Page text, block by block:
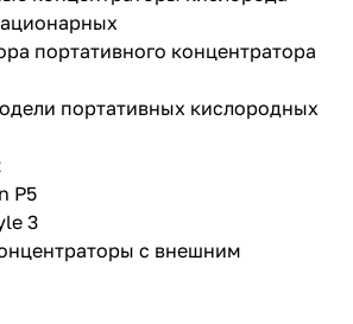
портативного концентратора
портативных кислородных
P5
3
с внешним